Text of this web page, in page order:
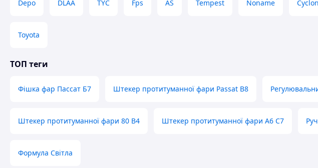
Depo DLAA TYC Fps AS Tempest Noname
Toyota
ТОП теги
Фішка фар Пассат Б7 Штекер протитуманної фари Passat B8
Штекер протитуманної фари 80 B4 Штекер протитуманної фари А6 С7
Формула Світла